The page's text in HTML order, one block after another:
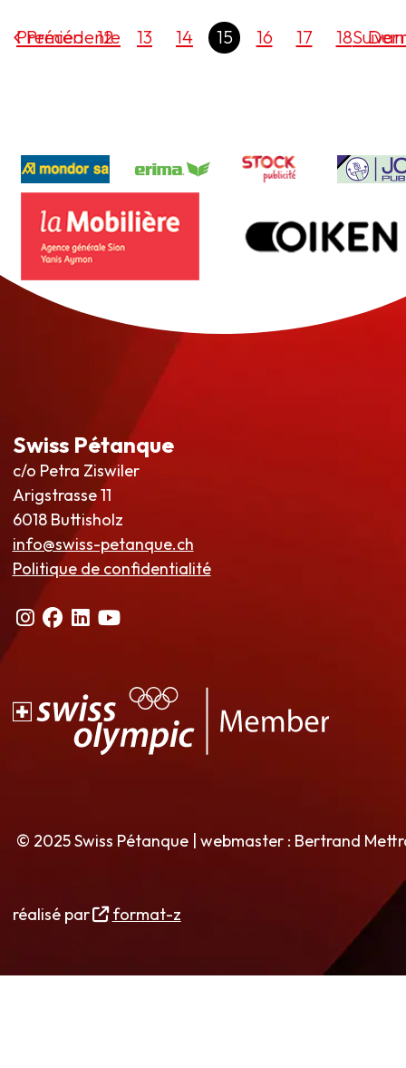
Précédente
Premier 12 13 14 15 16 17 18
Swiss Pétanque
c/o Petra Ziswiler
Arigstrasse 11
6018 Buttisholz
info@swiss-petanque.ch
Politique de confidentialité
© 2025 Swiss Pétanque | webmaster : Bertrand
réalisé par format-z